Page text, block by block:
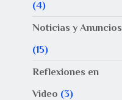
(4)
Noticias y Anuncios
(15)
Reflexiones en
Video (3)